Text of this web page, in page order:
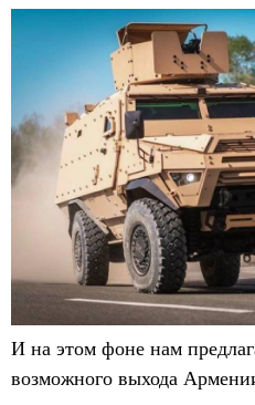
И на этом фоне нам
возможного выхода